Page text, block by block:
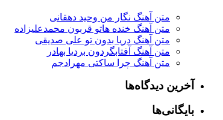
متن آهنگ نگار من وحید دهقانی
متن آهنگ خنده هاتو قربون محمدعلیزاده
متن آهنگ دریا بدون تو علی صدیقی
متن آهنگ آفتابگردون بردیا بهادر
متن آهنگ چرا ساکتی مهرادجم
آخرین دیدگاه‌ها
بایگانی‌ها